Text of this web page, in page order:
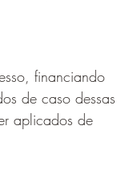
financiando
de caso dessas
aplicados de